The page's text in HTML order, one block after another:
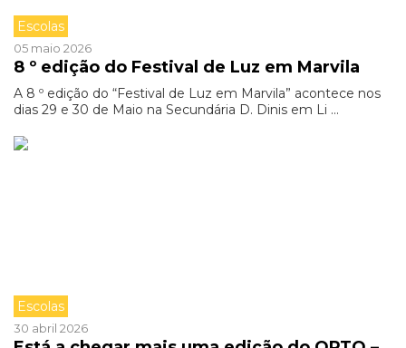
Escolas
05 maio 2026
8 º edição do Festival de Luz em Marvila
A 8 º edição do “Festival de Luz em Marvila” acontece nos
dias 29 e 30 de Maio na Secundária D. Dinis em Li ...
Escolas
30 abril 2026